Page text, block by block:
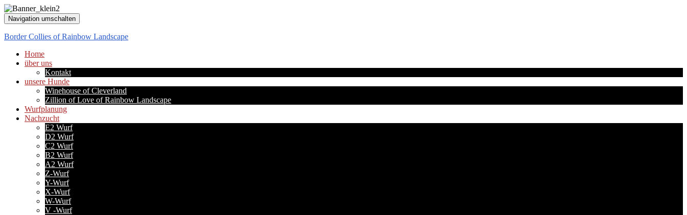
Navigation umschalten
Border Collies of Rainbow Landscape
Home
über uns
Kontakt
unsere Hunde
Winehouse of Cleverland
Zillion of Love of Rainbow Landscape
Wurfplanung
Nachzucht
E2 Wurf
D2 Wurf
C2 Wurf
B2 Wurf
A2 Wurf
Z-Wurf
Y-Wurf
X-Wurf
W-Wurf
V -Wurf